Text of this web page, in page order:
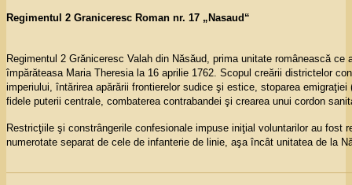
Regimentul 2 Graniceresc Roman nr. 17 „Nasaud“
Regimentul 2 Grăniceresc Valah din Năsăud, prima unitate românească
împărăteasa Maria Theresia la 16 aprilie 1762. Scopul creării districtelor
imperiului, întărirea apărării frontierelor sudice şi estice, stoparea emigraţiei
fidele puterii centrale, combaterea contrabandei şi crearea unui cordon
Restricţiile şi constrângerile confesionale impuse iniţial voluntarilor au fost
numerotate separat de cele de infanterie de linie, aşa încât unitatea de la